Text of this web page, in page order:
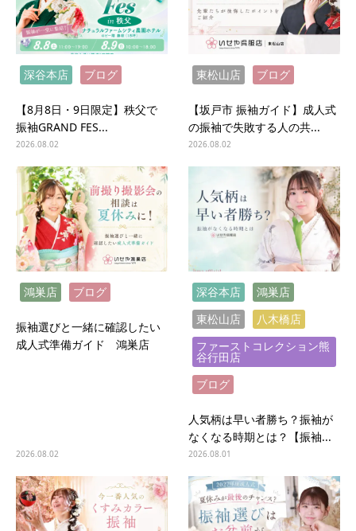
深谷本店 ブログ
【8月8日・9日限定】秩父で
振袖GRAND FES...
2026.08.02
東松山店 ブログ
【坂戸市 振袖ガイド】成人式
の振袖で失敗する人の共...
2026.08.02
鴻巣店 ブログ
振袖選びと一緒に確認したい
成人式準備ガイド 鴻巣店
2026.08.02
深谷本店
鴻巣店
東松山店
八木橋店
ファーストコレクション熊
谷行田店
ブログ
人気柄は早い者勝ち？振袖が
なくなる時期とは？【振袖...
2026.08.01